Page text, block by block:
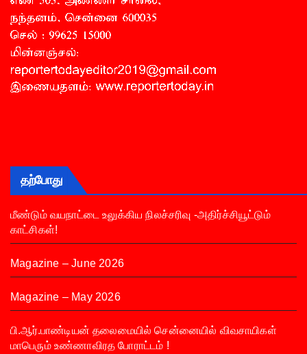
தற்போது
மீண்டும் வயநாட்டை உலுக்கிய நிலச்சரிவு -அதிர்ச்சியூட்டும்
காட்சிகள்!
Magazine – June 2026
Magazine – May 2026
பி.ஆர்.பாண்டியன் தலைமையில் சென்னையில் விவசாயிகள்
மாபெரும் உண்ணாவிரத போராட்டம் !